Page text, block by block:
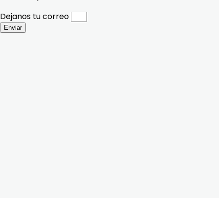
Dejanos tu correo
Enviar